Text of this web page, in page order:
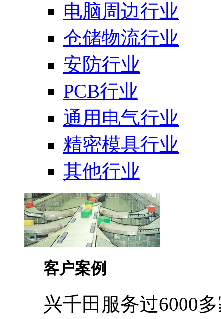
电脑周边行业
仓储物流行业
安防行业
PCB行业
通用电气行业
精密模具行业
其他行业
客户案例
兴千田服务过6000